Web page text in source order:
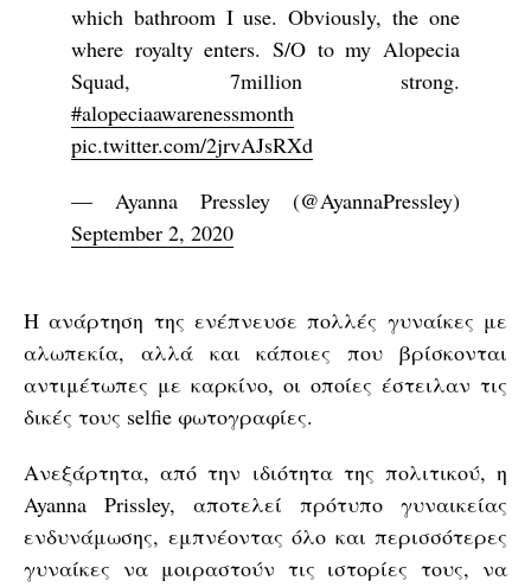
which bathroom I use. Obviously, the one
where royalty enters. S/O to my Alopecia
Squad, 7million strong.
#alopeciaawarenessmonth
pic.twitter.com/2jrvAJsRXd
— Ayanna Pressley (@AyannaPressley)
September 2, 2020
Η ανάρτηση της ενέπνευσε πολλές γυναίκες με
αλωπεκία, αλλά και κάποιες που βρίσκονται
αντιμέτωπες με καρκίνο, οι οποίες έστειλαν τις
δικές τους selfie φωτογραφίες.
Ανεξάρτητα, από την ιδιότητα της πολιτικού, η
Ayanna Prissley, αποτελεί πρότυπο γυναικείας
ενδυνάμωσης, εμπνέοντας όλο και περισσότερες
γυναίκες να μοιραστούν τις ιστορίες τους, να